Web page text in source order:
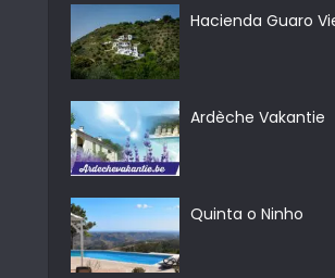
Hacienda Guaro
Ardèche Vakantie
Quinta o Ninho